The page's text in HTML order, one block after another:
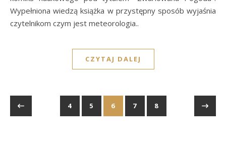
Wypełniona wiedzą książka w przystępny sposób wyjaśnia
czytelnikom czym jest meteorologia..
CZYTAJ DALEJ
4 5 6 7 8